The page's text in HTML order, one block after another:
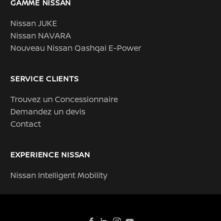
GAMME NISSAN
Nissan JUKE
Nissan NAVARA
Nouveau Nissan Qashqai E-Power
SERVICE CLIENTS
Trouvez un Concessionnaire
Demandez un devis
Contact
EXPERIENCE NISSAN
Nissan Intelligent Mobility